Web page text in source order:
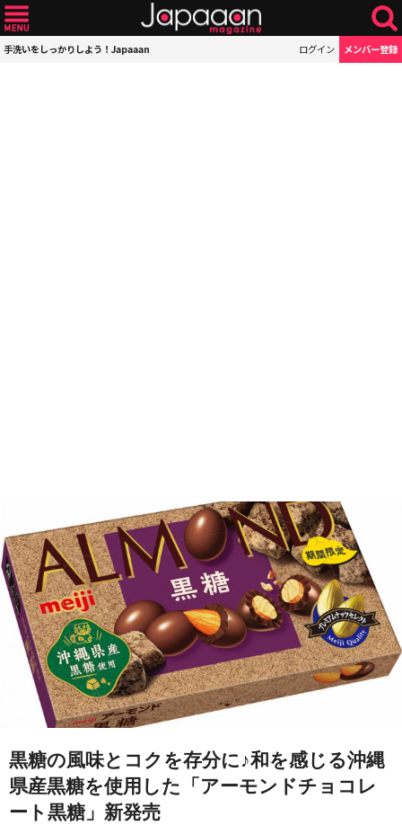
手洗いをしっかりしよう！Japaaan ログイン メンバー登録
黒糖の風味とコクを存分に♪和を感じる沖縄
県産黒糖を使用した「アーモンドチョコレ
ート黒糖」新発売